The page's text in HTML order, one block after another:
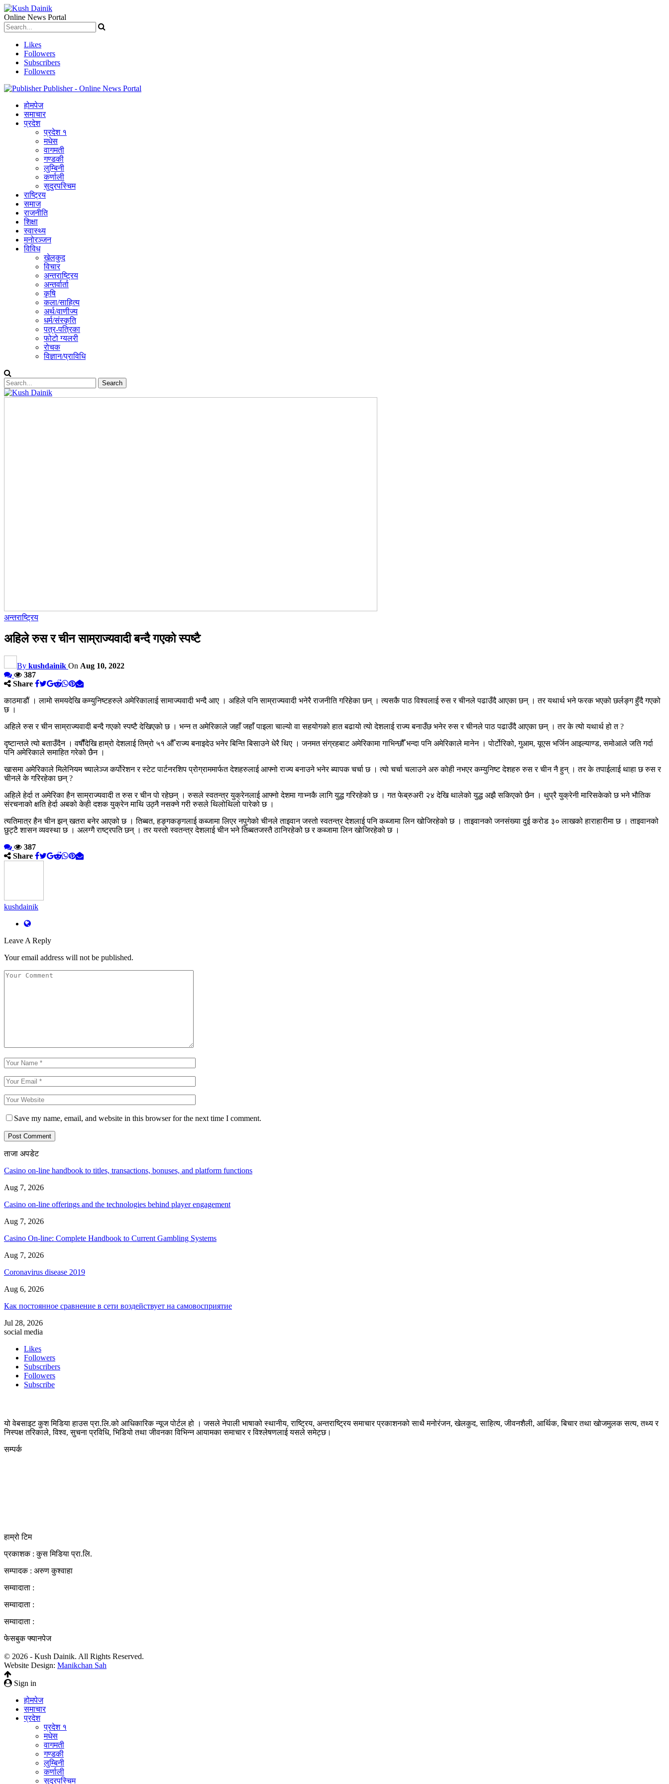
Online News Portal
Likes
Followers
Subscribers
Followers
Publisher - Online News Portal
होमपेज
समाचार
प्रदेश
प्रदेश १
मधेस
वागमती
गण्डकी
लुम्बिनी
कर्णाली
सुदुरपस्चिम
राष्ट्रिय
समाज
राजनीति
शिक्षा
स्वास्थ्य
मनोरञ्जन
विविध
खेलकुद
विचार
अन्तराष्ट्रिय
अन्तर्वार्ता
कृषि
कला/साहित्य
अर्थ/वाणीज्य
धर्म/संस्कृति
पत्र-पत्रिका
फोटो ग्यलरी
रोचक
विज्ञान/प्राविधि
अन्तराष्ट्रिय
अहिले रुस र चीन साम्राज्यवादी बन्दै गएको स्पष्टै
By kushdainik On Aug 10, 2022
387
Share
काठमाडौं । लामो समयदेखि कम्युनिष्टहरुले अमेरिकालाई सामाज्यवादी भन्दै आए । अहिले पनि साम्राज्यवादी भनेरै राजनीति गरिहेका छन् । त्यसकै पाठ विश्वलाई रुस र चीनले पढाउँदै आएका छन् । तर यथार्थ भने फरक भएको छर्लङ्ग हुँदै गएको
छ ।
अहिले रुस र चीन साम्राज्यवादी बन्दै गएको स्पष्टै देखिएको छ । भन्न त अमेरिकाले जहाँ जहाँ पाइला चाल्यो वा सहयोगको हात बढायो त्यो देशलाई राज्य बनाउँछ भनेर रुस र चीनले पाठ पढाउँदै आएका छन् । तर के त्यो यथार्थ हो त ?
दृष्टान्तले त्यो बताउँदैन । वर्षौंंदेखि हाम्रो देशलाई तिम्रो ५१ औँ राज्य बनाइदेउ भनेर बिन्ति बिसाउने धेरै थिए । जनमत संग्रहबाट अमेरिकामा गाभिन्छौँ भन्दा पनि अमेरिकाले मानेन । पोर्टोरिको, गुआम, यूएस भर्जिन आइल्याण्ड, समोआले जति गर्दा
पनि अमेरिकाले समाहित गरेको छैन ।
खासमा अमेरिकाले मिलेनियम च्यालेञ्ज कर्पोरेशन र स्टेट पार्टनरशिप प्रोग्राममार्फत देशहरुलाई आफ्नो राज्य बनाउने भनेर ब्यापक चर्चा छ । त्यो चर्चा चलाउने अरु कोही नभएर कम्युनिष्ट देशहरु रुस र चीन नै हुन् । तर के तपाईलाई थाहा छ रुस र
चीनले के गरिरहेका छन् ?
अहिले हेर्दा त अमेरिका हैन साम्राज्यवादी त रुस र चीन पो रहेछन् । रुसले स्वतन्त्र युक्रेनलाई आफ्नो देशमा गाभ्नकै लागि युद्ध गरिरहेको छ । गत फेब्रुअरी २४ देखि थालेको युद्ध अझै सकिएको छैन । थुप्रै युक्रेनी मारिसकेको छ भने भौतिक
संरचनाको क्षति हेर्दा अबको केही दशक युक्रेन माथि उठ्नै नसक्ने गरी रुसले थिलोथिलो पारेको छ ।
त्यतिमात्र हैन चीन झन् खतरा बनेर आएको छ । तिब्बत, हङ्गकङ्गलाई कब्जामा लिएर नपुगेको चीनले ताइवान जस्तो स्वतन्त्र देशलाई पनि कब्जामा लिन खोजिरहेको छ । ताइवानको जनसंख्या दुई करोड ३० लाखको हाराहारीमा छ । ताइवानको
छुट्टै शासन व्यवस्था छ । अलग्गै राष्ट्रपति छन् । तर यस्तो स्वतन्त्र देशलाई चीन भने तिब्बतजस्तै ठानिरहेको छ र कब्जामा लिन खाेजिरहेको छ ।
387
Share
kushdainik
Leave A Reply
Your email address will not be published.
Save my name, email, and website in this browser for the next time I comment.
ताजा अपडेट
Casino on-line handbook to titles, transactions, bonuses, and platform functions
Aug 7, 2026
Casino on-line offerings and the technologies behind player engagement
Aug 7, 2026
Casino On-line: Complete Handbook to Current Gambling Systems
Aug 7, 2026
Coronavirus disease 2019
Aug 6, 2026
Как постоянное сравнение в сети воздействует на самовосприятие
Jul 28, 2026
social media
Likes
Followers
Subscribers
Followers
Subscribe
यो वेबसाइट कुश मिडिया हाउस प्रा.लि.को आधिकारिक न्यूज पोर्टल हो । जसले नेपाली भाषाको स्थानीय, राष्ट्रिय, अन्तराष्ट्रिय समाचार प्रकाशनको साथै मनोरंजन, खेलकुद, साहित्य, जीवनशैली, आर्थिक, बिचार तथा खोजमुलक सत्य, तथ्य र
निस्पक्ष तरिकाले, विश्व, सुचना प्रविधि, भिडियो तथा जीवनका विभिन्न आयामका समाचार र विश्लेषणलाई यसले समेट्छ।
सम्पर्क
हाम्रो टिम
प्रकाशक : कुस मिडिया प्रा‍.लि.
सम्पादक : अरुण कुश्वाहा
सम्वादाता :
सम्वादाता :
सम्वादाता :
फेसबुक फ्यानपेज
© 2026 - Kush Dainik. All Rights Reserved.
Website Design: Manikchan Sah
Sign in
होमपेज
समाचार
प्रदेश
प्रदेश १
मधेस
वागमती
गण्डकी
लुम्बिनी
कर्णाली
सुदुरपस्चिम